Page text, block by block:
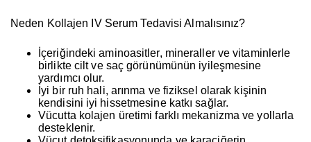
Neden Kollajen IV Serum Tedavisi Almalısınız?
İçeriğindeki aminoasitler, mineraller ve vitaminlerle
birlikte cilt ve saç görünümünün iyileşmesine
yardımcı olur.
İyi bir ruh hali, arınma ve fiziksel olarak kişinin
kendisini iyi hissetmesine katkı sağlar.
Vücutta kolajen üretimi farklı mekanizma ve yollarla
desteklenir.